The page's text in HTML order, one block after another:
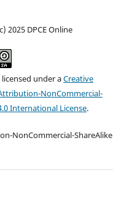
2025 DPCE Online
licensed under aCreative
NonCommercial-
International License.
NonCommercial-ShareAlike